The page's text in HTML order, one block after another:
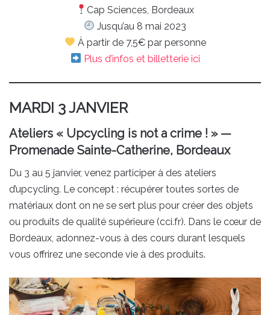
Cap Sciences, Bordeaux
Jusqu’au 8 mai 2023
À partir de 7,5€ par personne
Plus d’infos et billetterie ici
MARDI 3 JANVIER
Ateliers « Upcycling is not a crime ! » —
Promenade Sainte-Catherine, Bordeaux
Du 3 au 5 janvier, venez participer à des ateliers
d’upcycling. Le concept : récupérer toutes sortes de
matériaux dont on ne se sert plus pour créer des objets
ou produits de qualité supérieure (cci.fr). Dans le cœur de
Bordeaux, adonnez-vous à des cours durant lesquels
vous offrirez une seconde vie à des produits.